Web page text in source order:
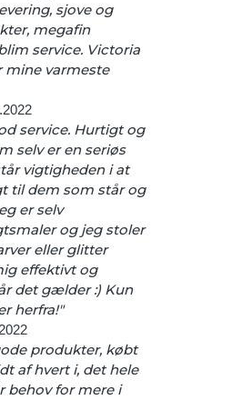
sjove og
megafin
service. Victoria
mine varmeste
service. Hurtigt og
selv er en seriøs
vigtigheden i at
til dem som står og
er selv
og jeg stoler
eller glitter
effektivt og
det gælder :) Kun
herfra!"
produkter, købt
af hvert i, det hele
behov for mere i